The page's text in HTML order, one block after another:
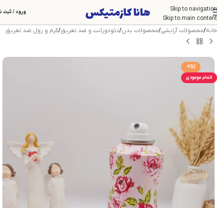
Skip to navigation
Skip to main content
ورود / ثبت
خانه/محصولات آرایشی/محصولات بدن/دئودورانت و ضد تعریق/کرم و رول ضد تعریق
-25%
اتمام موجودی